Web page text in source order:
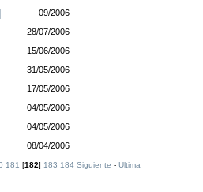
09/2006
28/07/2006
15/06/2006
31/05/2006
17/05/2006
04/05/2006
04/05/2006
08/04/2006
181 [182] 183 184 Siguiente - Ultima